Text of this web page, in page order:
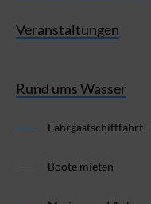
Veranstaltungen
Rund ums Wasser
Fahrgastschifffahrt
Boote mieten